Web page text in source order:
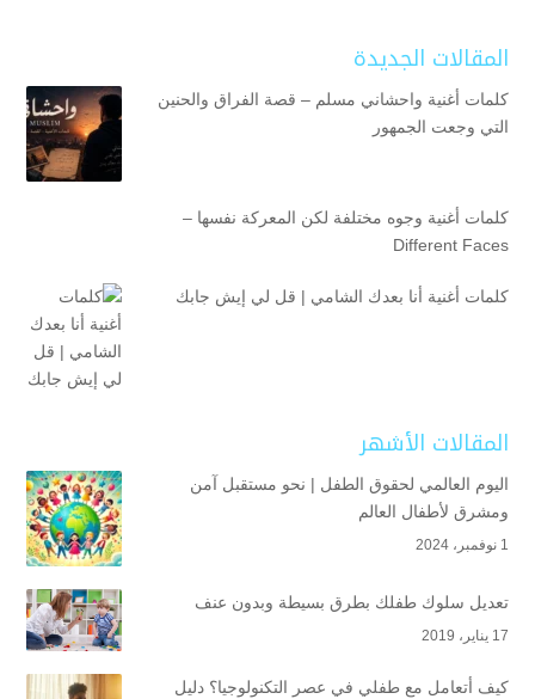
المقالات الجديدة
كلمات أغنية واحشاني مسلم – قصة الفراق والحنين
التي وجعت الجمهور
كلمات أغنية وجوه مختلفة لكن المعركة نفسها –
Different Faces
كلمات أغنية أنا بعدك الشامي | قل لي إيش جابك
المقالات الأشهر
اليوم العالمي لحقوق الطفل | نحو مستقبل آمن
ومشرق لأطفال العالم
1 نوفمبر، 2024
تعديل سلوك طفلك بطرق بسيطة وبدون عنف
17 يناير، 2019
كيف أتعامل مع طفلي في عصر التكنولوجيا؟ دليل